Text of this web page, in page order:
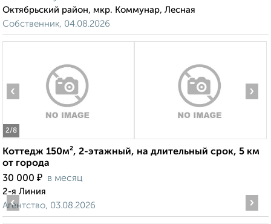
Октябрьский район, мкр. Коммунар, Лесная
Собственник, 04.08.2026
2/8
‹ ›
Коттедж 150м², 2-этажный, на длительный срок, 5 км
от города
30 000 ₽ в месяц
2-я Линия
Агентство, 03.08.2026
‹ ›